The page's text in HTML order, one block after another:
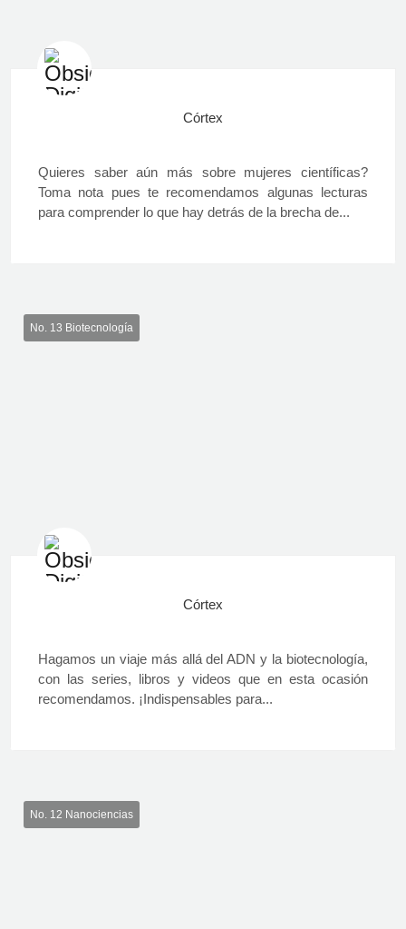
Córtex
Quieres saber aún más sobre mujeres científicas?
Toma nota pues te recomendamos algunas lecturas
para comprender lo que hay detrás de la brecha de...
No. 13 Biotecnología
Córtex
Hagamos un viaje más allá del ADN y la biotecnología,
con las series, libros y videos que en esta ocasión
recomendamos. ¡Indispensables para...
No. 12 Nanociencias